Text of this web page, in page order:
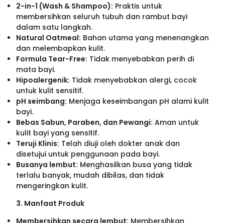
2-in-1 (Wash & Shampoo): Praktis untuk
membersihkan seluruh tubuh dan rambut bayi
dalam satu langkah.
Natural Oatmeal: Bahan utama yang menenangkan
dan melembapkan kulit.
Formula Tear-Free: Tidak menyebabkan perih di
mata bayi.
Hipoalergenik: Tidak menyebabkan alergi, cocok
untuk kulit sensitif.
pH seimbang: Menjaga keseimbangan pH alami kulit
bayi.
Bebas Sabun, Paraben, dan Pewangi: Aman untuk
kulit bayi yang sensitif.
Teruji Klinis: Telah diuji oleh dokter anak dan
disetujui untuk penggunaan pada bayi.
Busanya lembut: Menghasilkan busa yang tidak
terlalu banyak, mudah dibilas, dan tidak
mengeringkan kulit.
3. Manfaat Produk
Membersihkan secara lembut: Membersihkan